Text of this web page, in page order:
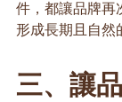
件，都讓品牌再
形成長期且自然
三、讓